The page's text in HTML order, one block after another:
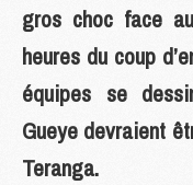
gros choc face
heures du coup
équipes se
Gueye devraient
Teranga.